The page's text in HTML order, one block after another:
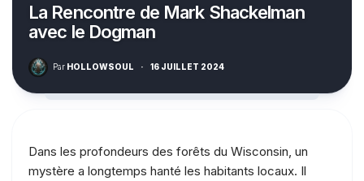
La Rencontre de Mark Shackelman
avec le Dogman
Par HOLLOWSOUL · 16 JUILLET 2024
Dans les profondeurs des forêts du Wisconsin, un
mystère a longtemps hanté les habitants locaux. Il